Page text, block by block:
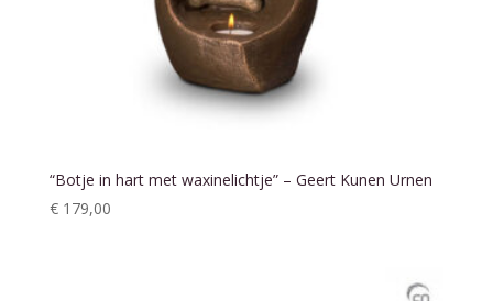
“Botje in hart met waxinelichtje” – Geert Kunen Urnen
€179,00